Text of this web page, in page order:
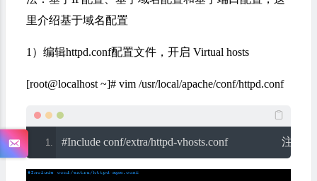
里介绍基于域名配置
1）编辑httpd.conf配置文件，开启 Virtual hosts
[root@localhost ~]# vim /usr/local/apache/conf/httpd.conf
#Include conf/extra/httpd-vhosts.conf                   注释